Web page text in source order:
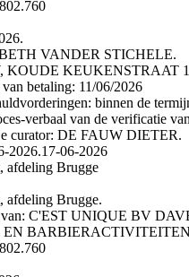
VANDER STICHELE.
KOUDE KEUKENSTRAAT
betaling: 11/06/2026
binnen de
verbaal van de verificatie
curator: DE FAUW DIETER.
2026.17-06-2026
afdeling Brugge
afdeling Brugge.
van: C'EST UNIQUE BV
EN BARBIERACTIVITEITEN